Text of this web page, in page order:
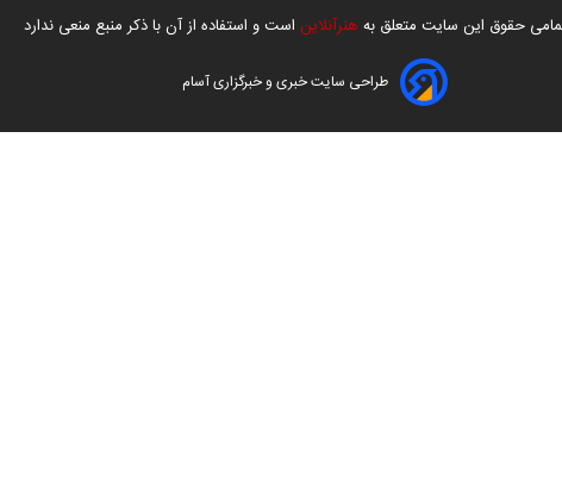
حقوق این سایت متعلق به هنرآنلاین است و استفاده از آن با ذکر منبع منعی ندارد
طراحی سایت خبری و خبرگزاری آسام